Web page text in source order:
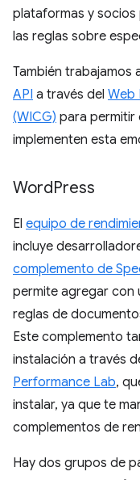
plataformas y socios
las reglas sobre
También trabajamos
API a través del Web
(WICG) para permitir
implementen esta
WordPress
El equipo de
incluye
complemento de
permite agregar con
reglas de
Este complemento
instalación a través
Performance Lab,
instalar, ya que te
complementos de
Hay dos grupos de